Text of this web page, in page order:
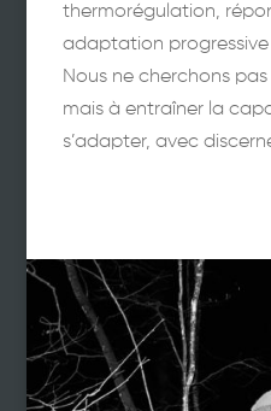
thermorégulation,
adaptation progressive
Nous ne cherchons
mais à entraîner la
s’adapter, avec